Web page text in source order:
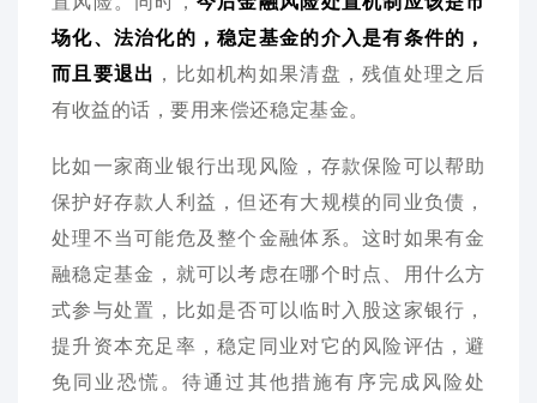
场化、法治化的，稳定基金的介入是有条件的，
而且要退出 ，比如机构如果清盘，残值处理之后
有收益的话，要用来偿还稳定基金。
比如一家商业银行出现风险，存款保险可以帮助
保护好存款人利益，但还有大规模的同业负债，
处理不当可能危及整个金融体系。这时如果有金
融稳定基金，就可以考虑在哪个时点、用什么方
式参与处置，比如是否可以临时入股这家银行，
提升资本充足率，稳定同业对它的风险评估，避
免同业恐慌。待通过其他措施有序完成风险处